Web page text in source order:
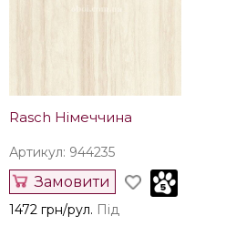
Rasch Німеччина
Артикул: 944235
Замовити
1472 грн/рул. Під